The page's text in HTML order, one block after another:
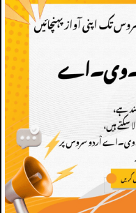
STAY
Radio